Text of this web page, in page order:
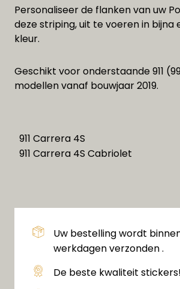
Personaliseer de flanken van uw
deze striping, uit te voeren in bijna
kleur.
Geschikt voor onderstaande 911
modellen vanaf bouwjaar 2019.
911 Carrera 4S
911 Carrera 4S Cabriolet
Uw bestelling wordt
werkdagen verzonden .
De beste kwaliteit stickers!